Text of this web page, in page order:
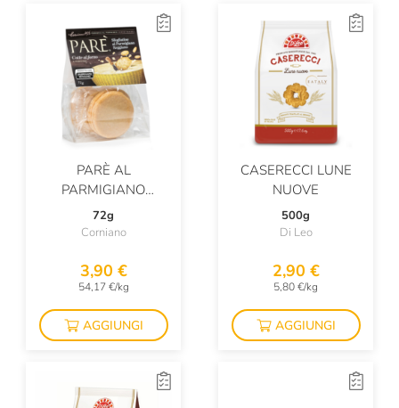
PARÈ AL
PARMIGIANO
REGGIANO
MULTIPACK
72g
Corniano
3,90 €
54,17 €/kg
AGGIUNGI
CASERECCI LUNE
NUOVE
500g
Di Leo
2,90 €
5,80 €/kg
AGGIUNGI